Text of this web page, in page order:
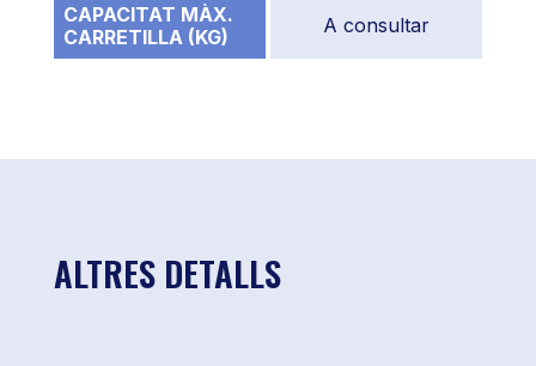
CAPACITAT MÀX.
CARRETILLA (KG)
A consultar
ALTRES DETALLS